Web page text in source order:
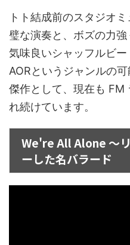
トト結成前のスタジオ
璧な演奏と、ボズの力
気味良いシャッフルビー
AORというジャンルの
傑作として、現在も FM
れ続けています。
We're All Alone ～
ーした名バラード